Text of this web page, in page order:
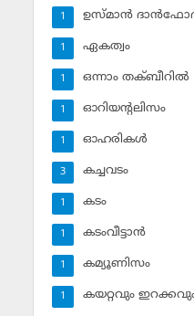
ഉസ്മാന്‍
1
ഏകത്വം
1
ഒന്നാം തക്ബീറില്‍
1
ഓറിയന്റലിസം
1
ഓഹരികള്‍
1
കച്ചവടം
3
കടം
1
കടംവീട്ടാന്‍
1
കമ്യൂണിസം
1
കയറ്റവും
1